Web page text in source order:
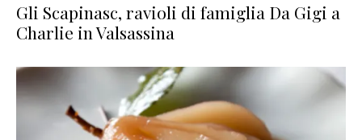
Gli Scapinasc, ravioli di famiglia Da Gigi a
Charlie in Valsassina